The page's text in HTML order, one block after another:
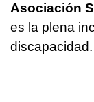
Asociación
es la plena
discapacidad.